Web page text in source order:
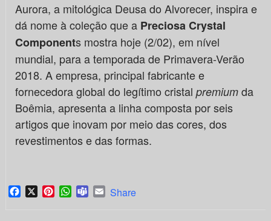
Aurora, a mitológica Deusa do Alvorecer, inspira e
dá nome à coleção que a Preciosa Crystal
Components mostra hoje (2/02), em nível
mundial, para a temporada de Primavera-Verão
2018. A empresa, principal fabricante e
fornecedora global do legítimo cristal premiumda
Boêmia, apresenta a linha composta por seis
artigos que inovam por meio das cores, dos
revestimentos e das formas.
Facebook
X PinterestWhatsApp
TeamsEmail
Share